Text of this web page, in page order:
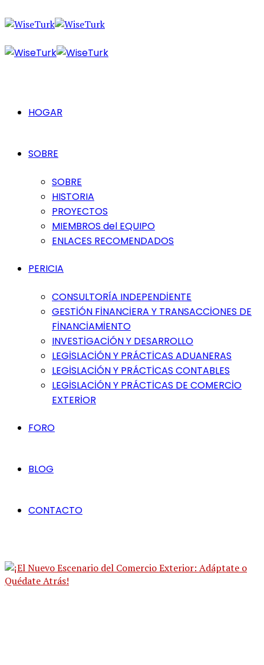
HOGAR
SOBRE
SOBRE
HISTORIA
PROYECTOS
MIEMBROS del EQUIPO
ENLACES RECOMENDADOS
PERICIA
CONSULTORÍA INDEPENDİENTE
GESTİÓN FİNANCİERA Y TRANSACCİONES DE
FİNANCİAMİENTO
INVESTİGACİÓN Y DESARROLLO
LEGİSLACİÓN Y PRÁCTİCAS ADUANERAS
LEGİSLACİÓN Y PRÁCTİCAS CONTABLES
LEGİSLACİÓN Y PRÁCTİCAS DE COMERCİO
EXTERİOR
FORO
BLOG
CONTACTO